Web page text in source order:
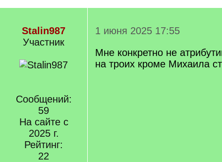
Stalin987
Участник
Сообщений:
59
На сайте с
2025 г.
Рейтинг:
22
1 июня 2025 17:55
Мне конкретно не
на троих кроме Михаила